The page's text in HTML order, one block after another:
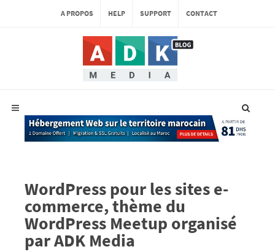
A PROPOS HELP SUPPORT CONTACT
WordPress pour les sites e-
commerce, thème du
WordPress Meetup organisé
par ADK Media